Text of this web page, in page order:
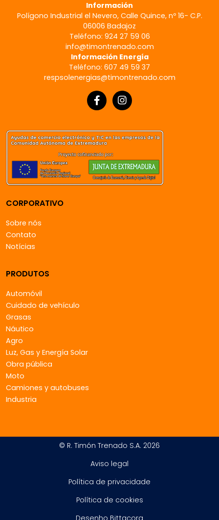
Información
Polígono Industrial el Nevero, Calle Quince, nº 16- C.P.
06006 Badajoz
Teléfono: 924 27 59 06
info@timontrenado.com
Información Energía
Teléfono: 607 49 59 37
respsolenergias@timontrenado.com
CORPORATIVO
Sobre nós
Contato
Notícias
PRODUTOS
Automóvil
Cuidado de vehículo
Grasas
Náutico
Agro
Luz, Gas y Energía Solar
Obra pública
Moto
Camiones y autobuses
Industria
© R. Timón Trenado S.A. 2026
Aviso legal
Política de privacidade
Política de cookies
Desenho Bittacora